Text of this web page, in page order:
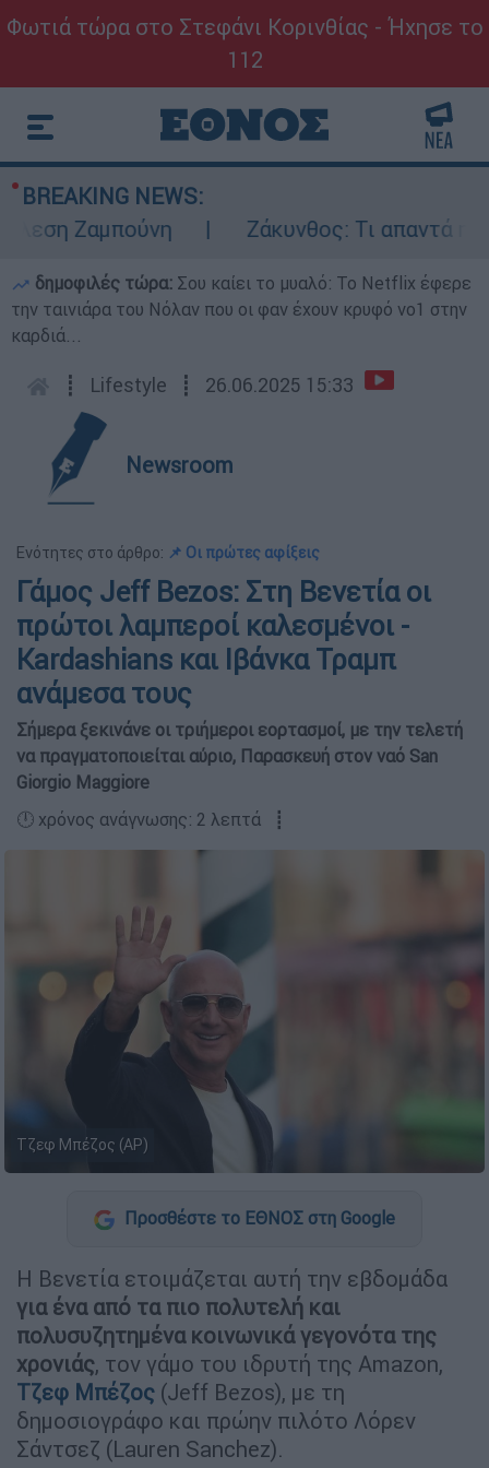
Φωτιά τώρα στο Στεφάνι Κορινθίας - Ήχησε το
112
BREAKING NEWS:
Ζαμπούνη
Ζάκυνθος: Τι απαντά η
δημοφιλές τώρα: Σου καίει το μυαλό: Το Netflix έφερε
την ταινιάρα του Νόλαν που οι φαν έχουν κρυφό νο1 στην
καρδιά...
┋ Lifestyle ┋ 26.06.2025 15:33
Newsroom
Ενότητες στο άρθρο: 📌 Οι πρώτες αφίξεις
Γάμος Jeff Bezos: Στη Βενετία οι
πρώτοι λαμπεροί καλεσμένοι -
Kardashians και Ιβάνκα Τραμπ
ανάμεσα τους
Σήμερα ξεκινάνε οι τριήμεροι εορτασμοί, με την τελετή
να πραγματοποιείται αύριο, Παρασκευή στον ναό San
Giorgio Maggiore
🕛 χρόνος ανάγνωσης: 2 λεπτά ┋
Τζεφ Μπέζος (AP)
Προσθέστε το ΕΘΝΟΣ στη Google
Η Βενετία ετοιμάζεται αυτή την εβδομάδα
για ένα από τα πιο πολυτελή και
πολυσυζητημένα κοινωνικά γεγονότα της
χρονιάς, τον γάμο του ιδρυτή της Amazon,
Τζεφ Μπέζος (Jeff Bezos), με τη
δημοσιογράφο και πρώην πιλότο Λόρεν
Σάντσεζ (Lauren Sanchez).